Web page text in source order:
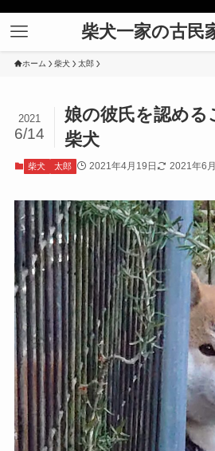
柴犬一家の古民
ホーム 柴犬 太郎
娘の彼氏を認め
柴犬
2021
6/14
柴犬 太郎 2021年4月19日 2021年6